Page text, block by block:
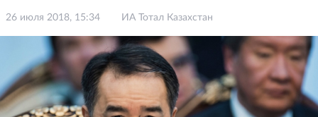
26 июля 2018, 15:34 ИА Тотал Казахстан